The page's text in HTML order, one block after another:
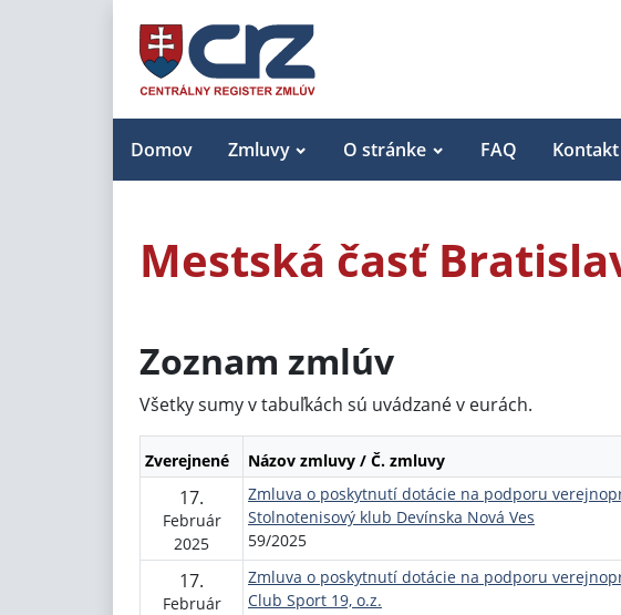
Domov Zmluvy O stránke FAQ
Mestská časť
Zoznam zmlúv
Všetky sumy v tabuľkách sú uvádzané v eurách.
Zverejnené Názov zmluvy / Č. zmluvy
17.
Február
2025
Zmluva o poskytnutí dotácie na podporu
Stolnotenisový klub Devínska Nová Ves
59/2025
17.
Február
Zmluva o poskytnutí dotácie na podporu
Club Sport 19, o.z.